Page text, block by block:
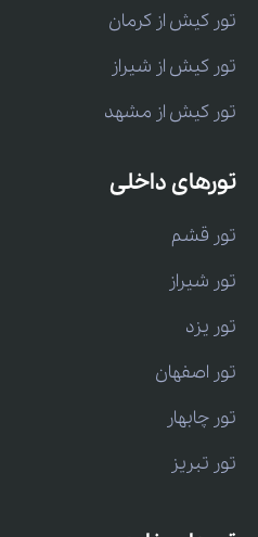
تور کیش از کرمان
تور کیش از شیراز
تور کیش از مشهد
تورهای داخلی
تور قشم
تور شیراز
تور یزد
تور اصفهان
تور چابهار
تور تبریز